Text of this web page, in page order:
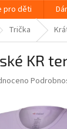
pro děti
Trička
KR